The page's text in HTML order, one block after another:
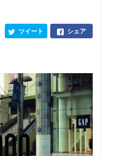
シェア
ツイート